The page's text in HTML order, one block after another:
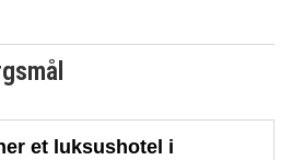
et luksushotel i